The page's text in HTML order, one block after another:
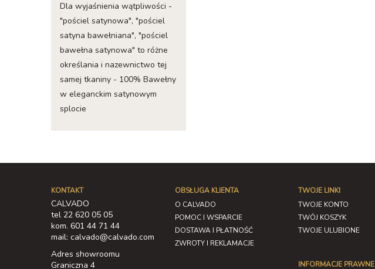
Dla wyjaśnienia wątpliwości -
"pościel satynowa", "pościel
satyna bawełniana", "pościel
bawełna satynowa" to różne
określania i nazewnictwo tej
samej tkaniny - 100% Bawełny
w eleganckim satynowym
splocie
KONTAKT
CALVADO
tel 22 620 05 05
kom. 601 44 71 44
mail: calvado@calvado.com
Adres showroomu
Graniczna 4
OBSŁUGA KLIENTA
O CALVADO
POMOC I WSPARCIE
DOSTAWA I PŁATNOŚĆ
ZWROTY I REKLAMACJE
TWOJE LINKI
TWOJE KONTO
TWÓJ KOSZYK
TWOJE ULUBIONE
INFORMACJE PRAWNE